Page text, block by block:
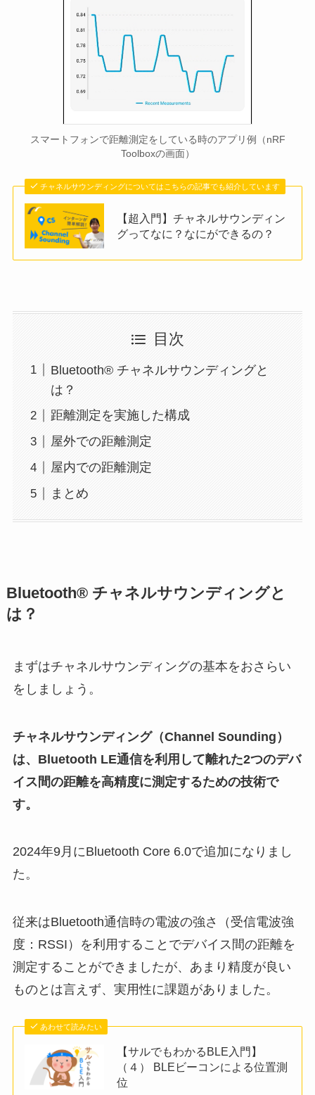
スマートフォンで距離測定をしている時のアプリ例（nRF
Toolboxの画面）
チャネルサウンディングについてはこちらの記事でも紹介しています
【超入門】チャネルサウンディン
グってなに？なにができるの？
目次
Bluetooth® チャネルサウンディングと
は？
距離測定を実施した構成
屋外での距離測定
屋内での距離測定
まとめ
Bluetooth® チャネルサウンディングと
は？
まずはチャネルサウンディングの基本をおさらい
をしましょう。
チャネルサウンディング（Channel Sounding）
は、Bluetooth LE通信を利用して離れた2つのデバ
イス間の距離を高精度に測定するための技術で
す。
2024年9月にBluetooth Core 6.0で追加になりまし
た。
従来はBluetooth通信時の電波の強さ（受信電波強
度：RSSI）を利用することでデバイス間の距離を
測定することができましたが、あまり精度が良い
ものとは言えず、実用性に課題がありました。
あわせて読みたい
【サルでもわかるBLE入門】
（４） BLEビーコンによる位置測
位